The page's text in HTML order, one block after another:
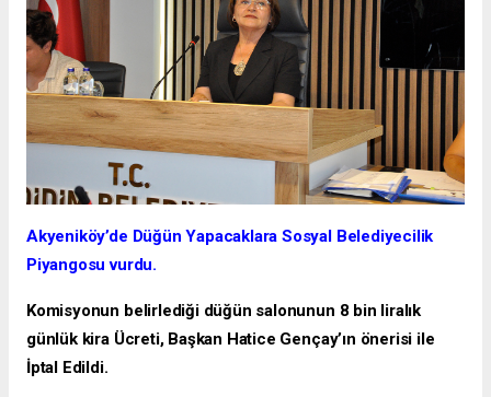
Akyeniköy’de Düğün Yapacaklara Sosyal Belediyecilik
Piyangosu vurdu.
Komisyonun belirlediği düğün salonunun 8 bin liralık
günlük kira Ücreti, Başkan Hatice Gençay’ın önerisi ile
İptal Edildi.